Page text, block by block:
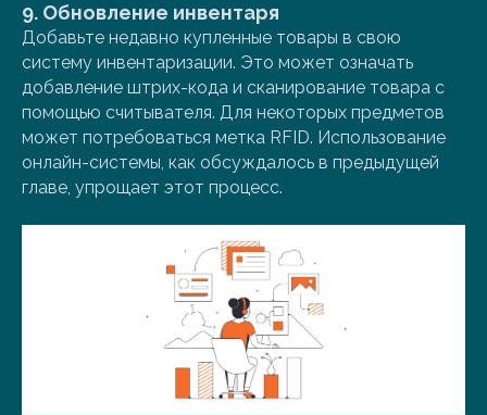
9. Обновление инвентаря
Добавьте недавно купленные товары в свою
систему инвентаризации. Это может означать
добавление штрих-кода и сканирование товара с
помощью считывателя. Для некоторых предметов
может потребоваться метка RFID. Использование
онлайн-системы, как обсуждалось в предыдущей
главе, упрощает этот процесс.